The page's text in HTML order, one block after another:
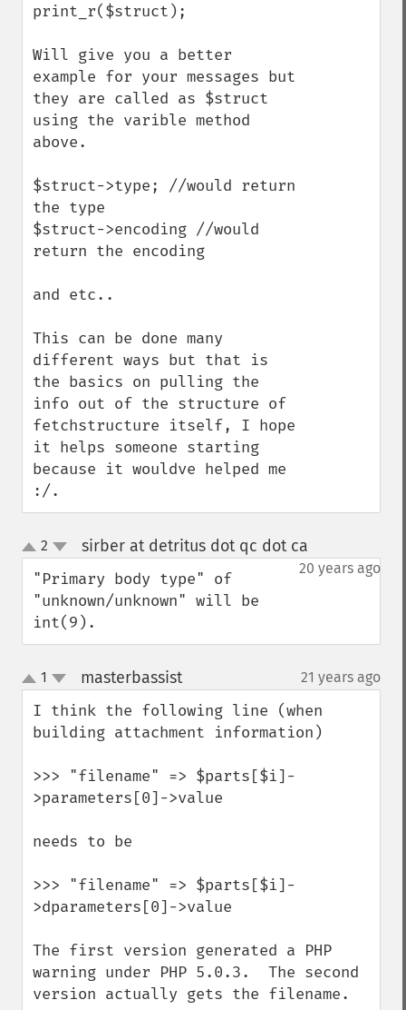
print_r($struct);
Will give you a better
example for your messages but
they are called as $struct
using the varible method
above.
$struct->type; //would return
the type
$struct->encoding //would
return the encoding
and etc..
This can be done many
different ways but that is
the basics on pulling the
info out of the structure of
fetchstructure itself, I hope
it helps someone starting
because it wouldve helped me
:/.
up
down
2 sirber at detritus dot qc dot ca
20 years ago
"Primary body type" of
"unknown/unknown" will be
int(9).
up
down
1 masterbassist¶ 21 years ago
I think the following line (when
building attachment information)
>>> "filename" => $parts[$i]-
>parameters[0]->value
needs to be
>>> "filename" => $parts[$i]-
>dparameters[0]->value
The first version generated a PHP
warning under PHP 5.0.3.  The second
version actually gets the filename.